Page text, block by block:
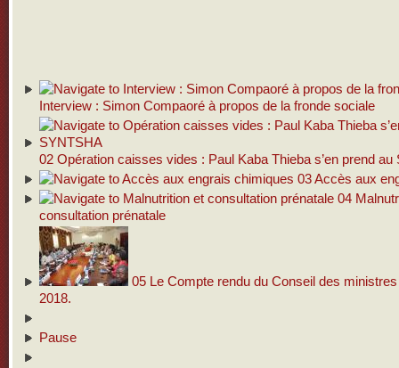
Interview : Simon Compaoré à propos de la fronde sociale
02 Opération caisses vides : Paul Kaba Thieba s’en prend au
03Accès aux
04
consultation prénatale
05 Le Compte rendu du Conseil des
2018.
Pause